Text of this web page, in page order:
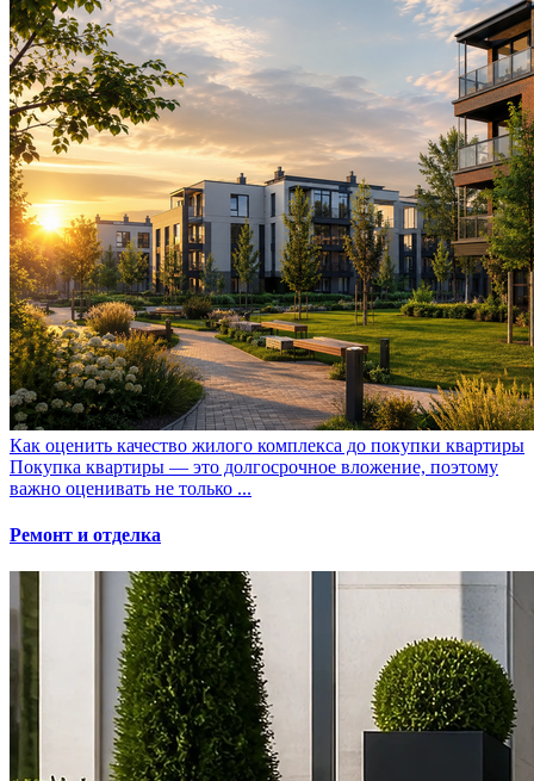
Как оценить качество жилого комплекса до покупки квартиры
Покупка квартиры — это долгосрочное вложение, поэтому
важно оценивать не только ...
Ремонт и отделка